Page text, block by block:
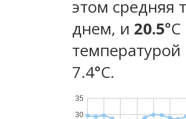
этом средняя
днем, и 20.5
температурой
7.4°С.
30
35